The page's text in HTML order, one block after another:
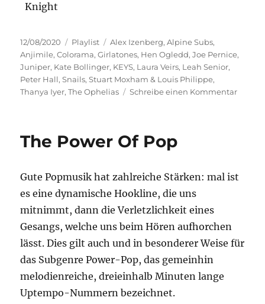
Knight
Veröffentlicht
am
12/08/2020 Kategorien
Playlist Schlagwörter
Alex Izenberg,Alpine Subs,
Anjimile,Colorama,Girlatones, Hen Ogledd,Joe Pernice,
Juniper, Kate Bollinger, KEYS, Laura Veirs, Leah Senior,
Peter Hall,Snails,Stuart Moxham & Louis Philippe,
Thanya Iyer,The Ophelias Schreibe einen Kommentarzu
The Power Of Pop
Gute Popmusik hat zahlreiche Stärken: mal ist
es eine dynamische Hookline, die uns
mitnimmt, dann die Verletzlichkeit eines
Gesangs, welche uns beim Hören aufhorchen
lässt. Dies gilt auch und in besonderer Weise für
das Subgenre Power-Pop, das gemeinhin
melodienreiche, dreieinhalb Minuten lange
Uptempo-Nummern bezeichnet.